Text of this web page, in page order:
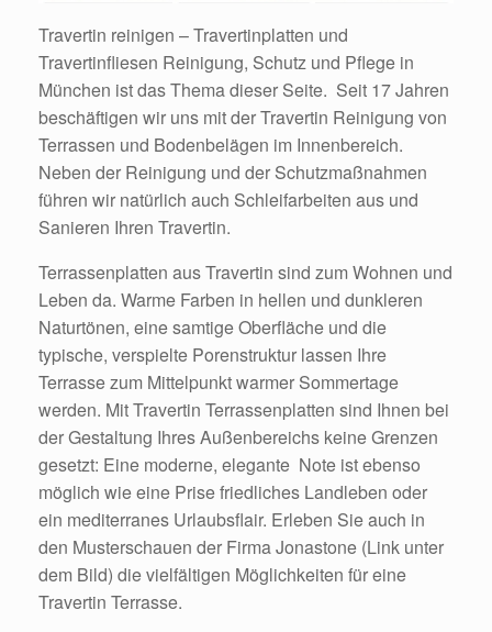
Travertin reinigen – Travertinplatten und
Travertinfliesen Reinigung, Schutz und Pflege in
München ist das Thema dieser Seite. Seit 17 Jahren
beschäftigen wir uns mit der Travertin Reinigung von
Terrassen und Bodenbelägen im Innenbereich.
Neben der Reinigung und der Schutzmaßnahmen
führen wir natürlich auch Schleifarbeiten aus und
Sanieren Ihren Travertin.
Terrassenplatten aus Travertin sind zum Wohnen und
Leben da. Warme Farben in hellen und dunkleren
Naturtönen, eine samtige Oberfläche und die
typische, verspielte Porenstruktur lassen Ihre
Terrasse zum Mittelpunkt warmer Sommertage
werden. Mit Travertin Terrassenplatten sind Ihnen bei
der Gestaltung Ihres Außenbereichs keine Grenzen
gesetzt: Eine moderne, elegante Note ist ebenso
möglich wie eine Prise friedliches Landleben oder
ein mediterranes Urlaubsflair. Erleben Sie auch in
den Musterschauen der Firma Jonastone (Link unter
dem Bild) die vielfältigen Möglichkeiten für eine
Travertin Terrasse.